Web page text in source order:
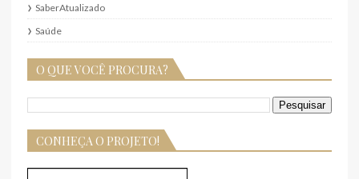
SaberAtualizado
Saúde
O QUE VOCÊ PROCURA?
CONHEÇA O PROJETO!